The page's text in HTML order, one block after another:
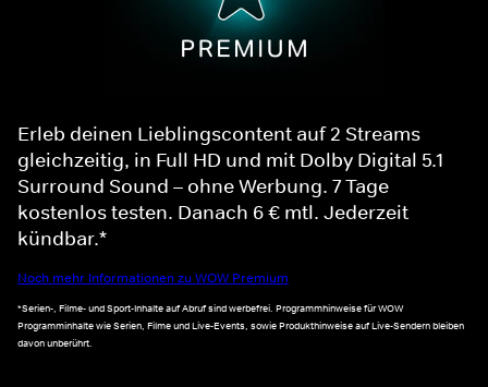
Erleb deinen Lieblingscontent auf 2 Streams
gleichzeitig, in Full HD und mit Dolby Digital 5.1
Surround Sound – ohne Werbung. 7 Tage
kostenlos testen. Danach 6 € mtl. Jederzeit
kündbar.*
Noch mehr Informationen zu WOW Premium
*Serien-, Filme- und Sport-Inhalte auf Abruf sind werbefrei. Programmhinweise für WOW
Programminhalte wie Serien, Filme und Live-Events, sowie Produkthinweise auf Live-Sendern bleiben
davon unberührt.